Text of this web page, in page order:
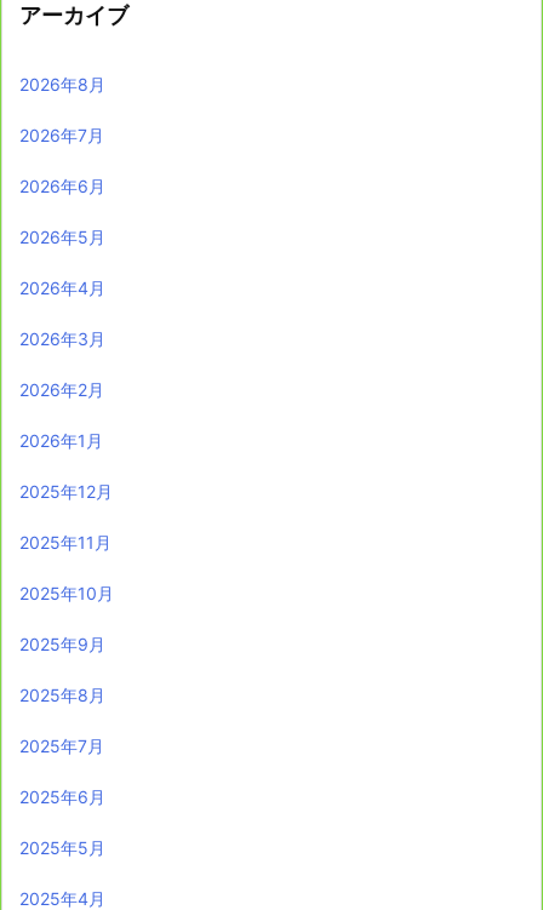
アーカイブ
2026年8月
2026年7月
2026年6月
2026年5月
2026年4月
2026年3月
2026年2月
2026年1月
2025年12月
2025年11月
2025年10月
2025年9月
2025年8月
2025年7月
2025年6月
2025年5月
2025年4月